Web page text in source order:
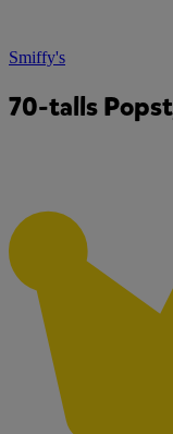
Smiffy's
70-talls